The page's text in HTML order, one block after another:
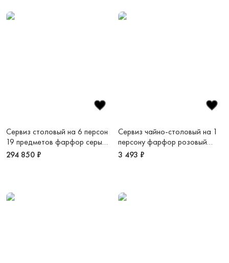
Сервиз столовый на 6 персон
19 предметов фарфор серый
Ренессанс
294 850 ₽
Сервиз чайно-столовый на 1
персону фарфор розовый
Рассвет
3 493 ₽